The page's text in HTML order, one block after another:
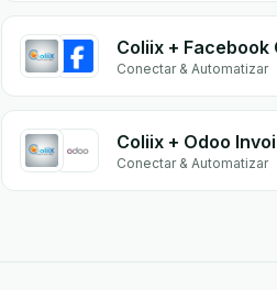
Coliix + Facebook
Conectar & Automatizar
Coliix + Odoo
Conectar & Automatizar